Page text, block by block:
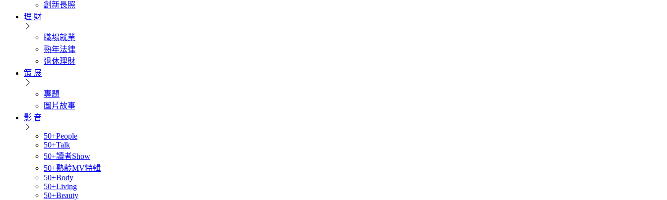
創新長照
理 財
職場就業
熟年法律
退休理財
策 展
專題
圖片故事
影 音
50+People
50+Talk
50+讀者Show
50+熟齡MV特輯
50+Body
50+Living
50+Beauty